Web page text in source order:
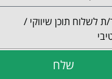
לשלוח תוכן שיווקי /
שלח